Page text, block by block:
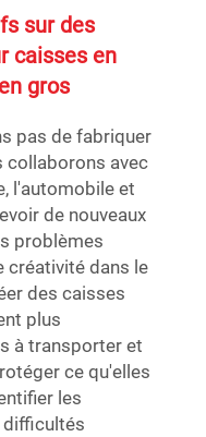
sur des
caisses en
gros
pas de fabriquer
collaborons avec
l'automobile et
de nouveaux
problèmes
créativité dans le
des caisses
plus
à transporter et
ce qu'elles
les
difficultés